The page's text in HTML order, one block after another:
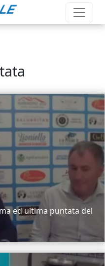
ed ultima puntata del